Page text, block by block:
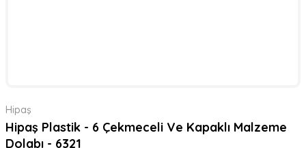
Hipaş
Hipaş Plastik - 6 Çekmeceli Ve Kapaklı Malzeme
Dolabı - 6321